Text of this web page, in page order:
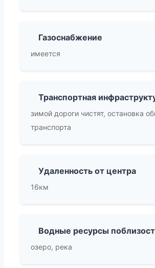
Газоснабжение
имеется
Транспортная
зимой дороги чистят, остановка
транспорта
Удаленность от центра
16км
Водные ресурсы
озеро, река